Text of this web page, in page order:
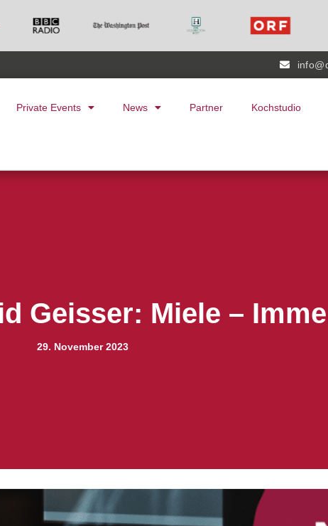
Private Events News Partner Kochstudio
Geisser: Miele –
29. November 2023